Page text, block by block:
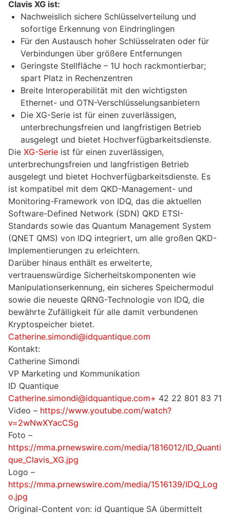
Clavis XG ist:
Nachweislich sichere Schlüsselverteilung und
sofortige Erkennung von Eindringlingen
Für den Austausch hoher Schlüsselraten oder für
Verbindungen über größere Entfernungen
Geringste Stellfläche – 1U hoch rackmontierbar;
spart Platz in Rechenzentren
Breite Interoperabilität mit den wichtigsten
Ethernet- und OTN-Verschlüsselungsanbietern
Die XG-Serie ist für einen zuverlässigen,
unterbrechungsfreien und langfristigen Betrieb
ausgelegt und bietet Hochverfügbarkeitsdienste.
Die XG-Serie ist für einen zuverlässigen,
unterbrechungsfreien und langfristigen Betrieb
ausgelegt und bietet Hochverfügbarkeitsdienste. Es
ist kompatibel mit dem QKD-Management- und
Monitoring-Framework von IDQ, das die aktuellen
Software-Defined Network (SDN) QKD ETSI-
Standards sowie das Quantum Management System
(QNET QMS) von IDQ integriert, um alle großen QKD-
Implementierungen zu erleichtern.
Darüber hinaus enthält es erweiterte,
vertrauenswürdige Sicherheitskomponenten wie
Manipulationserkennung, ein sicheres Speichermodul
sowie die neueste QRNG-Technologie von IDQ, die
bewährte Zufälligkeit für alle damit verbundenen
Kryptospeicher bietet.
Catherine.simondi@idquantique.com
Kontakt:
Catherine Simondi
VP Marketing und Kommunikation
ID Quantique
Catherine.simondi@idquantique.com+ 42 22 801 83 71
Video – https://www.youtube.com/watch?
v=2wNwXYacCSg
Foto –
https://mma.prnewswire.com/media/1816012/ID_Quanti
que_Clavis_XG.jpg
Logo –
https://mma.prnewswire.com/media/1516139/IDQ_Log
o.jpg
Original-Content von: id Quantique SA übermittelt